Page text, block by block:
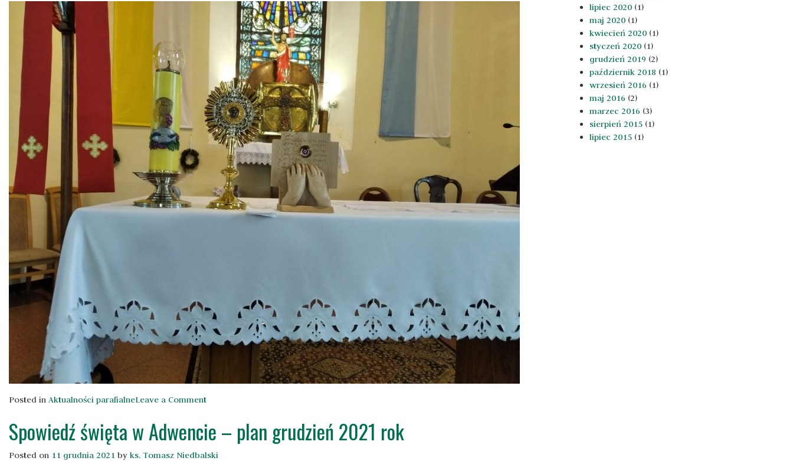
Posted in Aktualności parafialneLeave a Commenton
ku czci
św. Andrzeja
Boboli
Spowiedź święta w Adwencie – plan grudzień 2021 rok
Posted on 11 grudnia 2021 by ks. Tomasz Niedbalski
lipiec 2020 (1)
maj 2020 (1)
kwiecień 2020 (1)
styczeń 2020 (1)
grudzień 2019 (2)
październik 2018 (1)
wrzesień 2016 (1)
maj 2016 (2)
marzec 2016 (3)
sierpień 2015 (1)
lipiec 2015 (1)